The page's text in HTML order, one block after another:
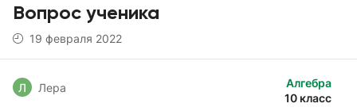
Вопрос ученика
19 февраля 2022
Алгебра
10 класс
Л Лера